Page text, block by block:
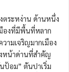
ตระหง่าน ด้านหนึ่ง
องที่มีพื้นที่หลาก
ามเจริญมากเมือง
หน้าด่านที่สำคัญ
ป้อม” ตันปาเริ่ม